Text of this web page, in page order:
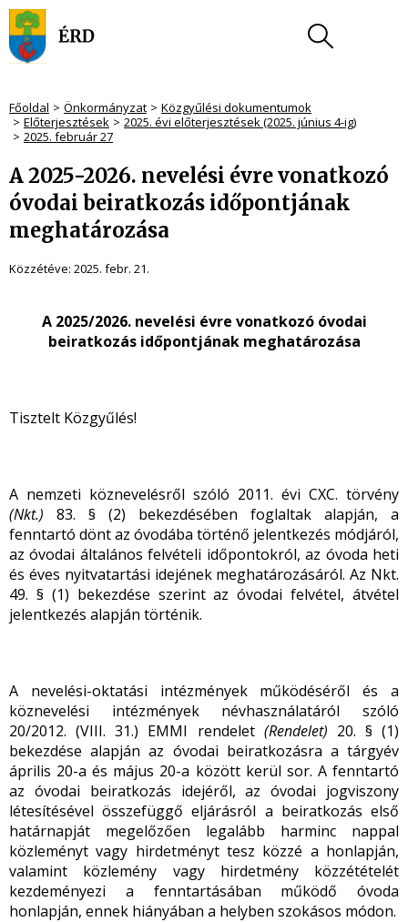
Főoldal Önkormányzat
Közgyűlési dokumentumok
Előterjesztések
2025. évi előterjesztések (2025. június 4-ig)
2025. február 27
A 2025-2026. nevelési évre vonatkozó
óvodai beiratkozás időpontjának
meghatározása
Közzétéve: 2025. febr. 21.
A 2025/2026. nevelési évre vonatkozó óvodai
beiratkozás időpontjának meghatározása
Tisztelt Közgyűlés!
A nemzeti köznevelésről szóló 2011. évi CXC. törvény
(Nkt.) 83. § (2) bekezdésében foglaltak alapján, a
fenntartó dönt az óvodába történő jelentkezés módjáról,
az óvodai általános felvételi időpontokról, az óvoda heti
és éves nyitvatartási idejének meghatározásáról. Az Nkt.
49. § (1) bekezdése szerint az óvodai felvétel, átvétel
jelentkezés alapján történik.
A nevelési-oktatási intézmények működéséről és a
köznevelési intézmények névhasználatáról szóló
20/2012. (VIII. 31.) EMMI rendelet (Rendelet) 20. § (1)
bekezdése alapján az óvodai beiratkozásra a tárgyév
április 20-a és május 20-a között kerül sor. A fenntartó
az óvodai beiratkozás idejéről, az óvodai jogviszony
létesítésével összefüggő eljárásról a beiratkozás első
határnapját megelőzően legalább harminc nappal
közleményt vagy hirdetményt tesz közzé a honlapján,
valamint közlemény vagy hirdetmény közzétételét
kezdeményezi a fenntartásában működő óvoda
honlapján, ennek hiányában a helyben szokásos módon.